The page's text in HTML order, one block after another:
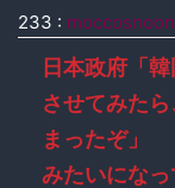
233 : moccosnoon
日本政府「
させてみた
まったぞ」
みたいにな